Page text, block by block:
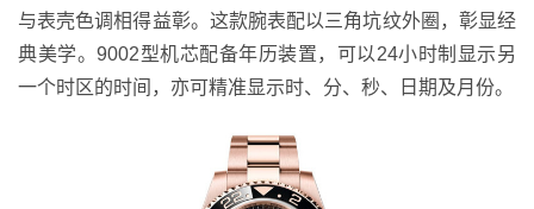
与表壳色调相得益彰。这款腕表配以三角坑纹外圈，彰显经
典美学。9002型机芯配备年历装置，可以24小时制显示另
一个时区的时间，亦可精准显示时、分、秒、日期及月份。